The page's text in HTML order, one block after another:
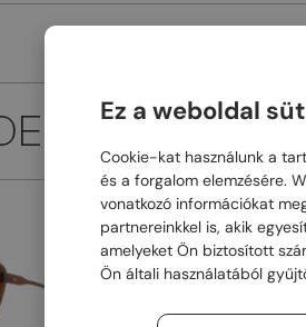
48/72
Ez a weboldal
Cookie-kat használunk a
és a forgalom elemzésére.
vonatkozó információkat
partnereinkkel is, akik
amelyeket Ön biztosított
Ön általi használatából